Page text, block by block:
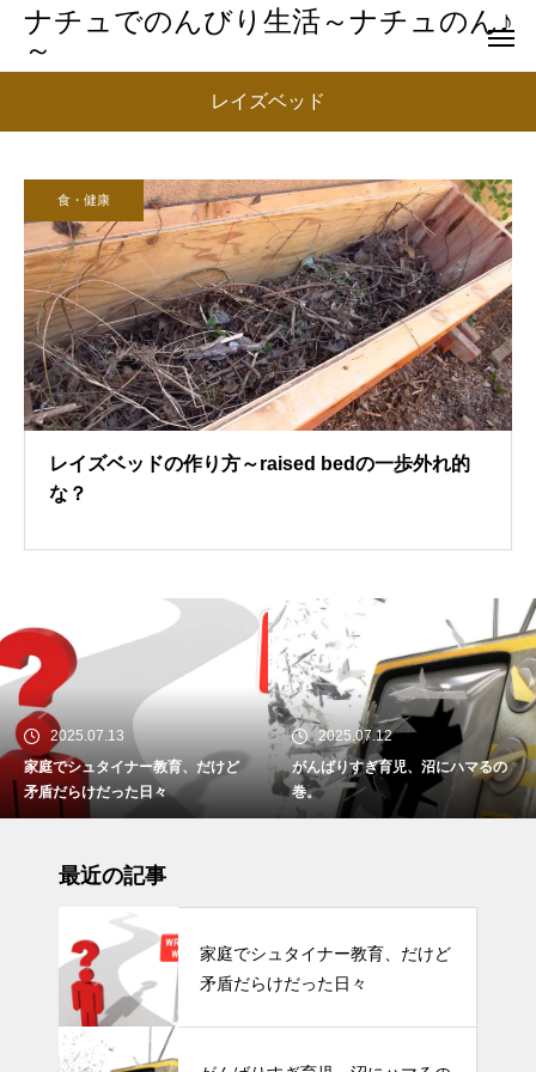
ナチュでのんびり生活～ナチュのん♪
～
レイズベッド
食・健康
レイズベッドの作り方～raised bedの一歩外れ的
な？
2025.07.13
家庭でシュタイナー教育、だけど
矛盾だらけだった日々
2025.07.12
がんばりすぎ育児、沼にハマるの
巻。
最近の記事
家庭でシュタイナー教育、だけど
矛盾だらけだった日々